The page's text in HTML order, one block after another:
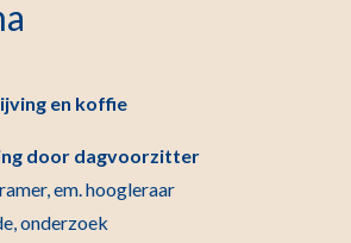
en koffie
door dagvoorzitter
em. hoogleraar
onderzoek